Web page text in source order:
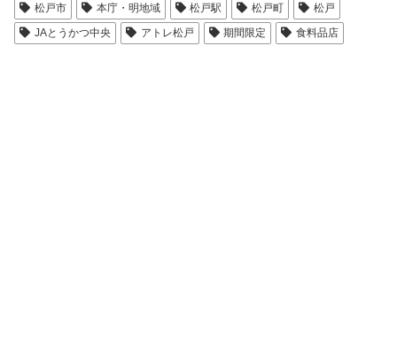
松戸市 本庁・明地域 松戸駅 松戸町
松戸
JAとうかつ中央
アトレ松戸 期間限定 食料品店